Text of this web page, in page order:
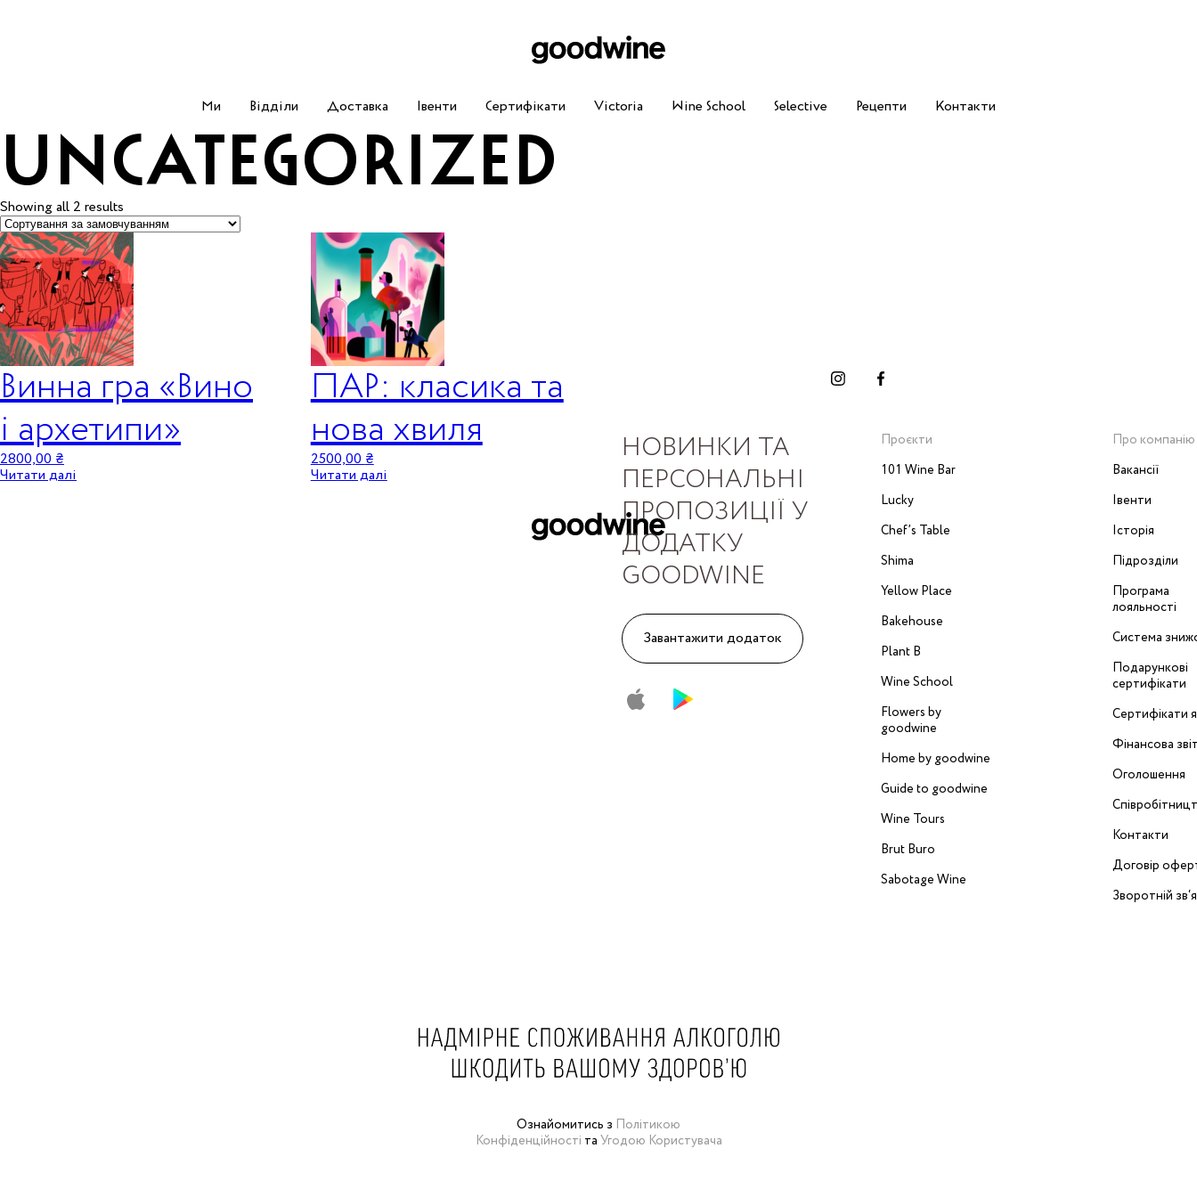
Ми Відділи Доставка Івенти Сертифікати Victoria Wine School Selective Рецепти Контакти
UNCATEGORIZED
Showing all 2 results
Винна гра «Вино
і архетипи»
2800,00₴
Читати далі
ПАР: класика та
нова хвиля
2500,00₴
Читати далі
Проєкти
101 Wine Bar
Lucky
Chef’s Table
Shima
Yellow Place
Bakehouse
Plant B
Wine School
Flowers by
goodwine
Home by goodwine
Guide to goodwine
Wine Tours
Brut Buro
Sabotage Wine
Про компанію
Вакансії
Івенти
Історія
Підрозділи
Програма
лояльності
Система
Подарункові
сертифікати
Сертифікати
Фінансова
Оголошення
Контакти
Договір
Зворотній
НОВИНКИ ТА
ПЕРСОНАЛЬНІ
ПРОПОЗИЦІЇ У
ДОДАТКУ
GOODWINE
Завантажити додаток
Ознайомитись з Політикою
Конфіденційності та Угодою Користувача